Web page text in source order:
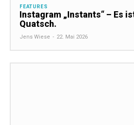
FEATURES
Instagram „Instants“ – Es
Quatsch.
Jens Wiese - 22. Mai 2026